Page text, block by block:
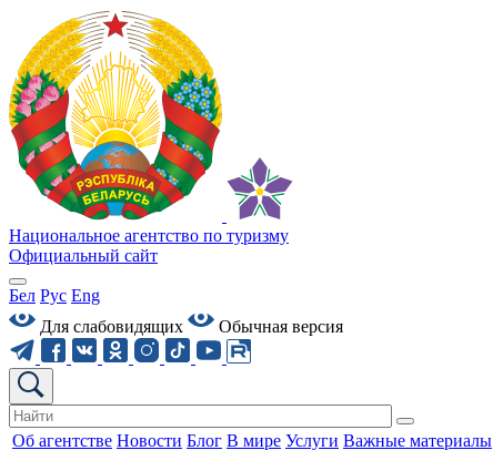
Национальное агентство по туризму
Официальный сайт
Бел Рус Eng
Для слабовидящих
Обычная версия
Об агентстве Новости Блог В мире Услуги Важные материалы